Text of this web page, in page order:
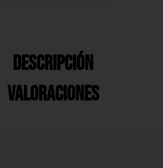
Descripción
Valoraciones